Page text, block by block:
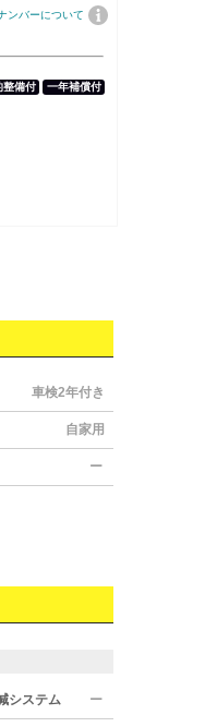
ンバーについて
整備付 一年補償付
車検2年付き
自家用
ー
システム ー